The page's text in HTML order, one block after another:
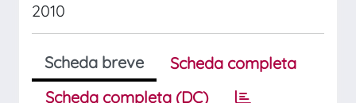
2010
Scheda breve
Scheda completa
Scheda completa (DC)